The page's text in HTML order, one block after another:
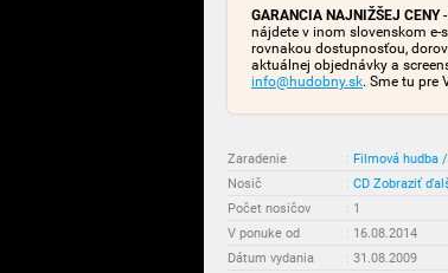
GARANCIA NAJNIŽŠEJ CENY-
nájdete v inom slovenskom
rovnakou dostupnosťou,
aktuálnej objednávky a
info@hudobny.sk. Sme tu pre
Zaradenie : Filmová hudba
Nosič
: CD Zobraziť
Počet nosičov
: 1
V ponuke od
: 16.08.2014
Dátum vydania
: 31.08.2009